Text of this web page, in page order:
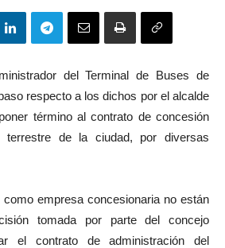
del Terminal de Buses de
respecto a los dichos por el alcalde
término al contrato de concesión
terrestre de la ciudad, por diversas
empresa concesionaria no están
tomada por parte del concejo
el contrato de administración del